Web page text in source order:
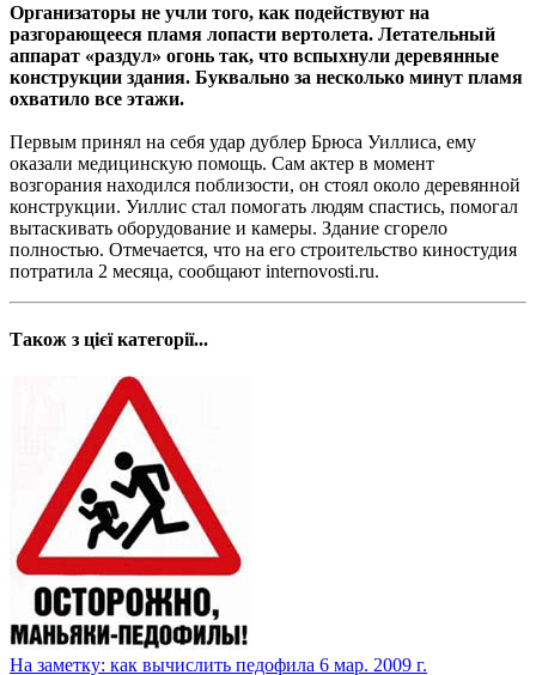
Организаторы не учли того, как подействуют на
разгорающееся пламя лопасти вертолета. Летательный
аппарат «раздул» огонь так, что вспыхнули деревянные
конструкции здания. Буквально за несколько минут пламя
охватило все этажи.
Первым принял на себя удар дублер Брюса Уиллиса, ему
оказали медицинскую помощь. Сам актер в момент
возгорания находился поблизости, он стоял около деревянной
конструкции. Уиллис стал помогать людям спастись, помогал
вытаскивать оборудование и камеры. Здание сгорело
полностью. Отмечается, что на его строительство киностудия
потратила 2 месяца, сообщают internovosti.ru.
Також з цієї категорії...
На заметку: как вычислить педофила 6 мар. 2009 г.